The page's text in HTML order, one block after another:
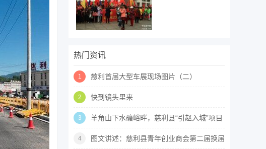
热门资讯
1 慈利首届大型车展现场图片（二）
2 快到镜头里来
3
羊角山下水礳峪畔，慈利县“引赵入城”项目
建设现场见闻
4
图文讲述：慈利县青年创业商会第二届换届